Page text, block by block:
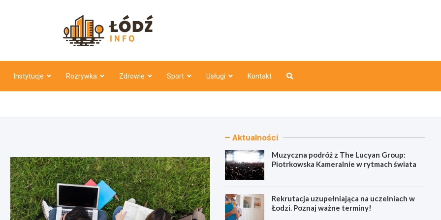
Instytucje Rozrywka Zdrowie Sport Usługi Kontakt
Aktualności
Muzyczna podróż z The Lucyan Group:
Piotrkowska Kameralnie w rytmach świata
Rekrutacja uzupełniająca na uczelniach w
Łodzi. Poznaj ważne terminy!